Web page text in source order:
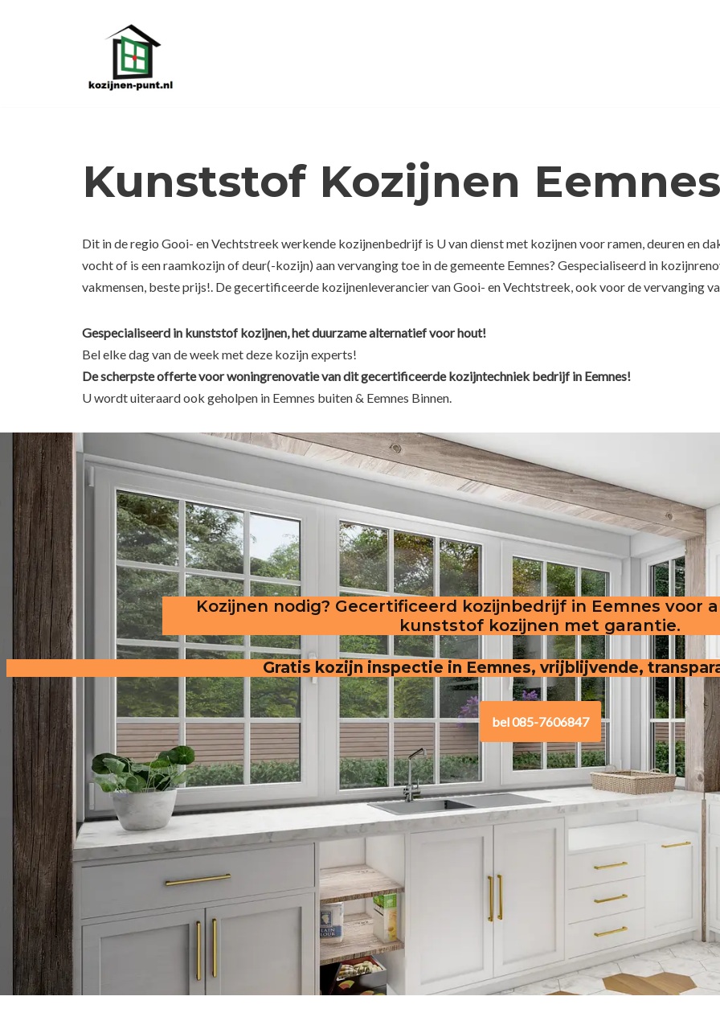
Kunststof Kozijnen Eemnes
Dit in de regio Gooi- en Vechtstreek werkende kozijnenbedrijf is U van dienst met kozijnen voor ramen, deuren en
vocht of is een raamkozijn of deur(-kozijn) aan vervanging toe in de gemeente Eemnes? Gespecialiseerd in
vakmensen, beste prijs!. De gecertificeerde kozijnenleverancier van Gooi- en Vechtstreek, ook voor de vervanging
Gespecialiseerd in kunststof kozijnen, het duurzame alternatief voor hout!
Bel elke dag van de week met deze kozijn experts!
De scherpsteofferte voor woningrenovatie van dit gecertificeerde kozijntechniek bedrijf in Eemnes!
U wordt uiteraard ook geholpen in Eemnes buiten & Eemnes Binnen.
Kozijnen nodig? Gecertificeerd kozijnbedrijf in Eemnes voor
kunststof kozijnen met garantie.
Gratis kozijn inspectie in Eemnes, vrijblijvende,
bel 085-7606847